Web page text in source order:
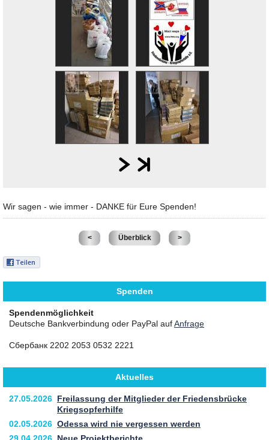
Wir sagen - wie immer - DANKE für Eure Spenden!
< Überblick >
Spenden
Spendenmöglichkeit
Deutsche Bankverbindung oder PayPal aufAnfrage
Сбербанк 2202 2053 0532 2221
Aktuelles
27.05.2026 Freilassung der Mitglieder der Friedensbrücke
Kriegsopferhilfe
02.05.2026 Odessa wird nie vergessen werden